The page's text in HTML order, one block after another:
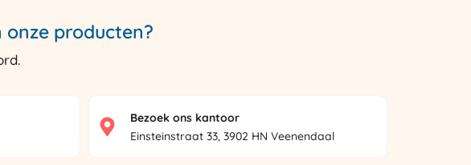
producten?
Bezoek ons kantoor
Einsteinstraat 33, 3902 HN Veenendaal